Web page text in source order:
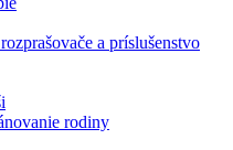
a príslušenstvo
rodiny